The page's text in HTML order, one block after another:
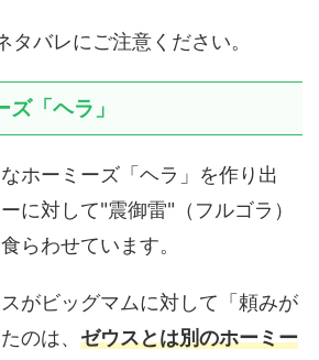
タバレにご注意ください。
「ヘラ」
ホーミーズ「ヘラ」を作り出
に対して"震御雷"（フルゴラ）
らわせています。
がビッグマムに対して「頼みが
のは、 ゼウスとは別のホーミー